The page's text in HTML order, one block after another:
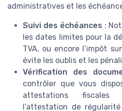
administratives et les
Suivi des échéances :
les dates limites pour la
TVA, ou encore l’impôt
évite les oublis et les
Vérification des
contrôler que vous
attestations fiscales
l’attestation de